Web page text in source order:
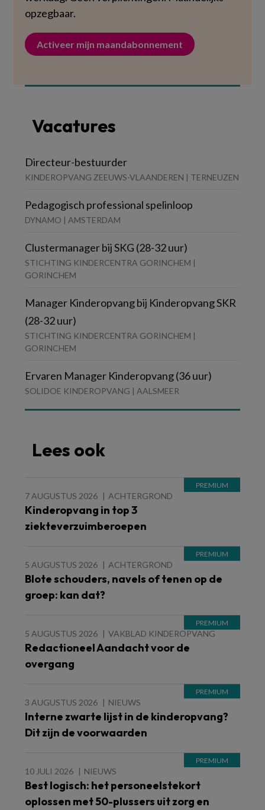
opzegbaar.
Activeer mijn maandabonnement
Vacatures
Directeur-bestuurder
KINDEROPVANG ZEEUWS-VLAANDEREN | TERNEUZEN
Pedagogisch professional spelinloop
DYNAMO | AMSTERDAM
Clustermanager bij SKG (28-32 uur)
STICHTING KINDERCENTRA GORINCHEM |
GORINCHEM
Manager Kinderopvang bij Kinderopvang SKR
(28-32 uur)
STICHTING KINDERCENTRA GORINCHEM |
GORINCHEM
Ervaren Manager Kinderopvang (36 uur)
SOLIDOE KINDEROPVANG | AALSMEER
Lees ook
7 AUGUSTUS 2026 ACHTERGROND
Kinderopvang in top 3
ziekteverzuimberoepen
5 AUGUSTUS 2026 ACHTERGROND
Blote schouders, navels of tenen op de
groep: kan dat?
5 AUGUSTUS 2026 VAKBLAD KINDEROPVANG
Redactioneel Aandacht voor de
overgang
3 AUGUSTUS 2026 NIEUWS
Interne zwarte lijst in de kinderopvang?
Dit zijn de voorwaarden
10 JULI 2026 NIEUWS
Best logisch: het personeelstekort
oplossen met 50-plussers uit zorg en